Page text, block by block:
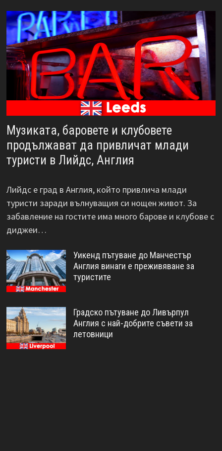
Музиката, баровете и клубовете
продължават да привличат млади
туристи в Лийдс, Англия
Лийдс е град в Англия, който привлича млади
туристи заради вълнуващия си нощен живот. За
забавление на гостите има много барове и клубове с
диджеи…
Уикенд пътуване до Манчестър
Англия винаги е преживяване за
туристите
Градско пътуване до Ливърпул
Англия с най-добрите съвети за
летовници